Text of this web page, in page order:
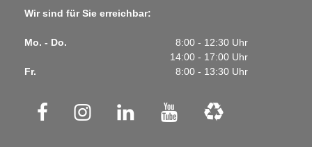
Wir sind für Sie erreichbar:
Mo. - Do.
8:00 - 12:30 Uhr
14:00 - 17:00 Uhr
Fr.
8:00 - 13:30 Uhr